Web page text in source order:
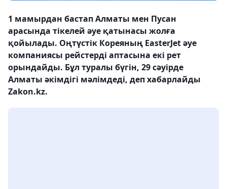
1 мамырдан бастап Алматы мен Пусан
арасында тікелей әуе қатынасы жолға
қойылады. Оңтүстік Кореяның EasterJet әуе
компаниясы рейстерді аптасына екі рет
орындайды. Бұл туралы бүгін, 29 сәуірде
Алматы әкімдігі мәлімдеді, деп хабарлайды
Zakon.kz.